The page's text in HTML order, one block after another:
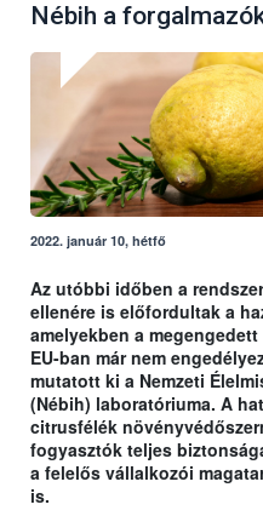
Nébih a
2022. január 10, hétfő
Az utóbbi időben a
ellenére is előfordultak a
amelyekben a
EU-ban már nem
mutatott ki a Nemzeti
(Nébih) laboratóriuma. A
citrusfélék
fogyasztók teljes
a felelős vállalkozói
is.